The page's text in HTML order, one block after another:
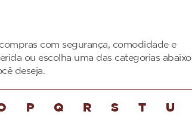
com segurança, comodidade e
ou escolha uma das categorias abaixo
deseja.
P Q R S T U